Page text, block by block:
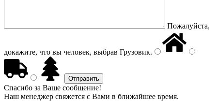
Пожалуйста,
докажите, что вы человек, выбрав Грузовик.
Спасибо за Ваше сообщение!
Наш менеджер свяжется с Вами в ближайшее время.